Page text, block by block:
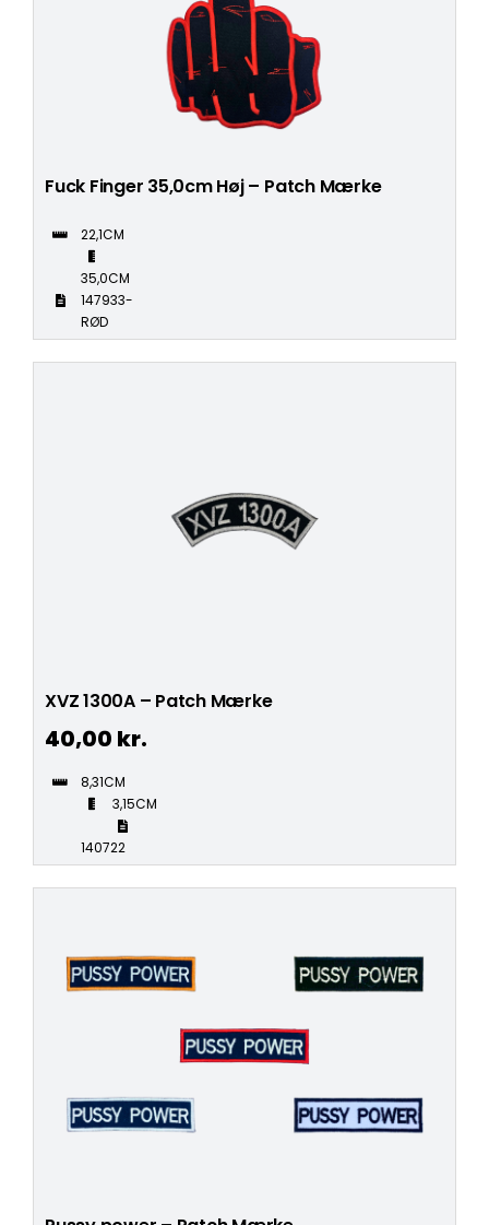
Fuck Finger 35,0cm Høj – Patch Mærke
22,1CM
35,0CM
147933-
RØD
XVZ 1300A – Patch Mærke
40,00 kr.
8,31CM
3,15CM
140722